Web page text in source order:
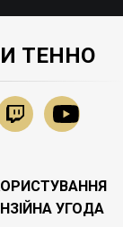
ТЕННО
УГОДА